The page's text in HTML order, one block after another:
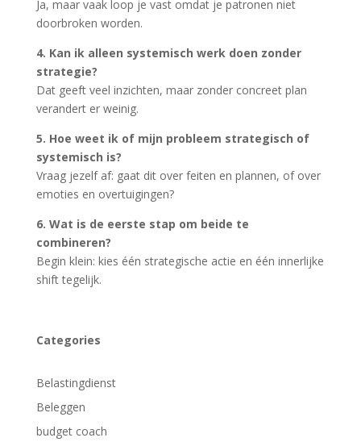
Ja, maar vaak loop je vast omdat je patronen niet
doorbroken worden.
4. Kan ik alleen systemisch werk doen zonder
strategie?
Dat geeft veel inzichten, maar zonder concreet plan
verandert er weinig.
5. Hoe weet ik of mijn probleem strategisch of
systemisch is?
Vraag jezelf af: gaat dit over feiten en plannen, of over
emoties en overtuigingen?
6. Wat is de eerste stap om beide te
combineren?
Begin klein: kies één strategische actie en één innerlijke
shift tegelijk.
Categories
Belastingdienst
Beleggen
budget coach